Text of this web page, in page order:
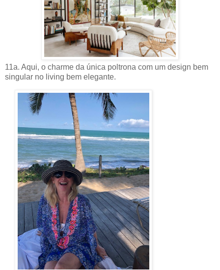
11a. Aqui, o charme da única poltrona com um design bem
singular no living bem elegante.